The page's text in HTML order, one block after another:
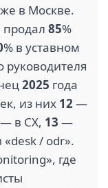
в Москве.
продал 85%
% в уставном
руководителя
2025 года
из них 12—
в CX, 13 —
/ odr».
где